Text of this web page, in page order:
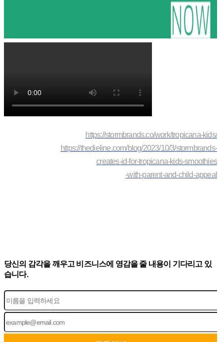
https://stormbrands.co/work/tropicana-kids/
https://thedieline.com/blog/2023/10/3/stormbrands-
creates-id-for-tropicana-kids-smoothies
-with-parent-and-child-appeal
당신의 감각을 깨우고 비즈니스에 영감을 줄 내용이 기다리고 있
습니다.